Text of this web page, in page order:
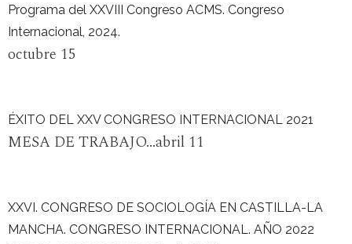
Programa del XXVIII Congreso ACMS. Congreso
Internacional, 2024.
octubre 15
ÉXITO DEL XXV CONGRESO INTERNACIONAL 2021
MESA DE TRABAJO...abril 11
XXVI. CONGRESO DE SOCIOLOGÍA EN CASTILLA-LA
MANCHA. CONGRESO INTERNACIONAL. AÑO 2022